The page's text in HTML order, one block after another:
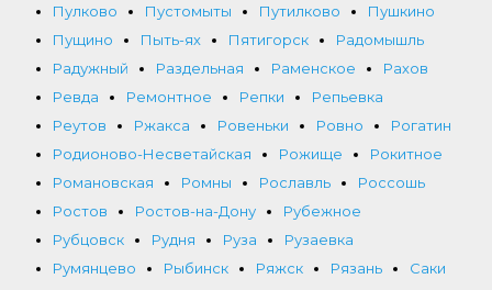
Пулково
Пустомыты Путилково
Пушкино
Пущино
Пыть-ях Пятигорск
Радомышль
Радужный
Раздельная Раменское
Рахов
Ревда
Ремонтное Репки
Репьевка
Реутов
Ржакса Ровеньки Ровно
Рогатин
Родионово-Несветайская
Рожище
Рокитное
Романовская
Ромны Рославль
Россошь
Ростов
Ростов-на-Дону
Рубежное
Рубцовск
Рудня Руза
Рузаевка
Румянцево
Рыбинск Ряжск Рязань
Саки